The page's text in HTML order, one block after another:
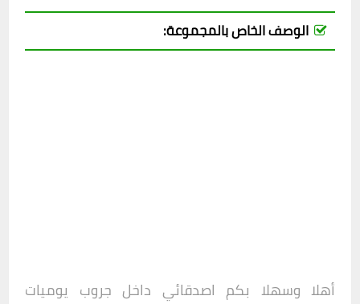
الوصف الخاص بالمجموعة:
أهلا وسهلا بكم اصدقائي داخل جروب يوميات